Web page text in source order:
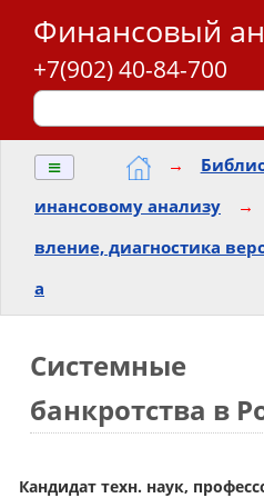
Финансовый
+7(902) 40-84-700
≡ →
инансовому анализу
→
вление, диагностика
а
банкротства в
Кандидат техн. наук,